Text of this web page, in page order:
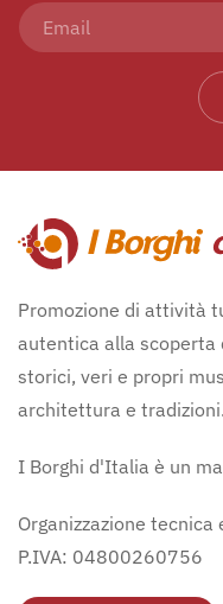
Promozione di attività
autentica alla scoperta
storici, veri e propri
architettura e tradizioni.
I Borghi d'Italia è un
Organizzazione tecnica
P.IVA: 04800260756